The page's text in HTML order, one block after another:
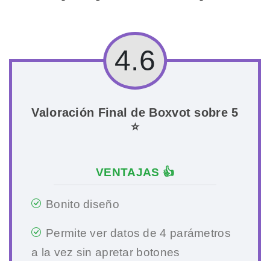
4.6
Valoración Final de Boxvot sobre 5
⭐
VENTAJAS 👍
Bonito diseño
Permite ver datos de 4 parámetros
a la vez sin apretar botones